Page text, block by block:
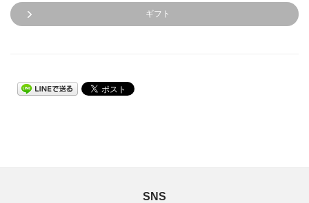
ギフト
SNS